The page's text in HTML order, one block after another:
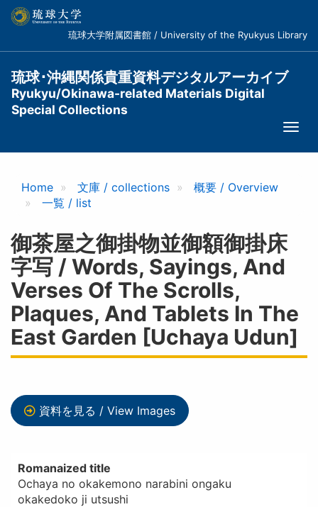
コ
琉球大学附属図書館 / University of the Ryukyus Library
琉球･沖縄関係貴重資料デジタルアーカイブ
Ryukyu/Okinawa-related Materials Digital
Special Collections
Home 文庫 / collections
概要 / Overview
一覧 / list
御茶屋之御掛物並御額御掛床
字写 / Words, Sayings, And
Verses Of The Scrolls,
Plaques, And Tablets In The
East Garden [Uchaya Udun]
資料を見る / View Images
Romanaized title
Ochaya no okakemono narabini ongaku
okakedoko ji utsushi